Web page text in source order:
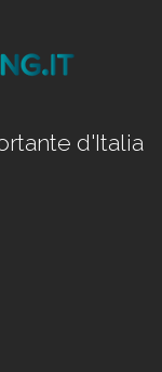
d'Italia